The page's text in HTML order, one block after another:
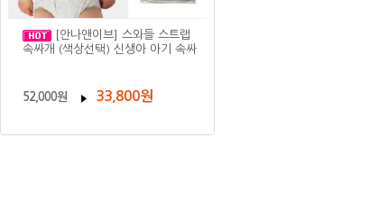
[안나앤이브] 스와들 스트랩
속싸개 (색상선택) 신생아 아기 속싸
52,000원 33,800원